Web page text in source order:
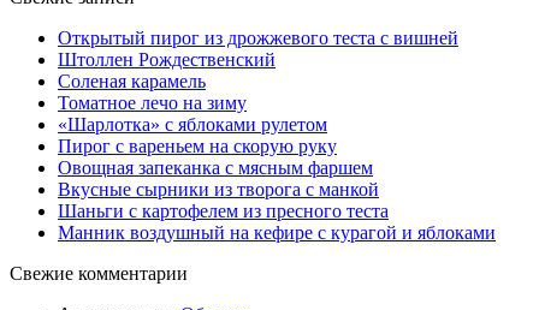
Открытый пирог из дрожжевого теста с вишней
Штоллен Рождественский
Соленая карамель
Томатное лечо на зиму
«Шарлотка» с яблоками рулетом
Пирог с вареньем на скорую руку
Овощная запеканка с мясным фаршем
Вкусные сырники из творога с манкой
Шаньги с картофелем из пресного теста
Манник воздушный на кефире с курагой и яблоками
Свежие комментарии